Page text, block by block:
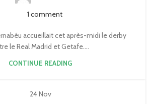
1 comment
accueillait cet après-midi le derby
le Real Madrid et Getafe....
CONTINUE READING
24Nov